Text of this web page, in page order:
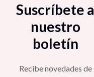
Suscríbete a
nuestro
boletín
Recibe novedades de